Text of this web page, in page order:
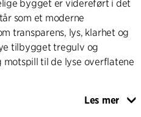
bygget er videreført i det
som et moderne
transparens, lys, klarhet og
tilbygget tregulv og
til de lyse overflatene
og ressursbevissthet er
Les mer